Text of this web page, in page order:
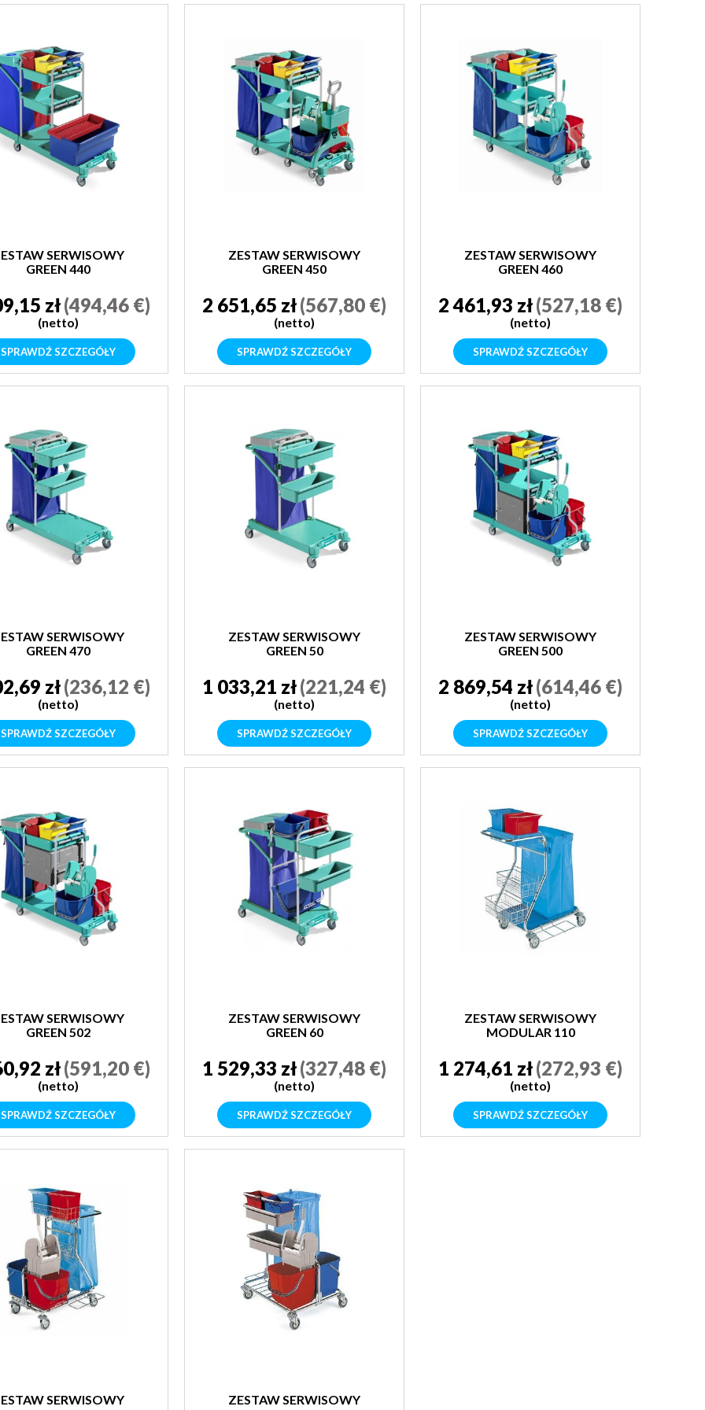
SERWISOWY
GREEN 440
zł(494,46 €)
(netto)
SPRAWDŹ SZCZEGÓŁY
ZESTAW SERWISOWY
GREEN 450
2 651,65 zł(567,80 €)
(netto)
SPRAWDŹ SZCZEGÓŁY
ZESTAW SERWISOWY
GREEN 460
2 461,93 zł(527,18 €)
(netto)
SPRAWDŹ SZCZEGÓŁY
SERWISOWY
GREEN 470
zł(236,12 €)
(netto)
SPRAWDŹ SZCZEGÓŁY
ZESTAW SERWISOWY
GREEN 50
1 033,21 zł(221,24 €)
(netto)
SPRAWDŹ SZCZEGÓŁY
ZESTAW SERWISOWY
GREEN 500
2 869,54 zł(614,46 €)
(netto)
SPRAWDŹ SZCZEGÓŁY
SERWISOWY
GREEN 502
zł(591,20 €)
(netto)
SPRAWDŹ SZCZEGÓŁY
ZESTAW SERWISOWY
GREEN 60
1 529,33 zł(327,48 €)
(netto)
SPRAWDŹ SZCZEGÓŁY
ZESTAW SERWISOWY
MODULAR 110
1 274,61 zł(272,93 €)
(netto)
SPRAWDŹ SZCZEGÓŁY
SERWISOWY
ZESTAW SERWISOWY